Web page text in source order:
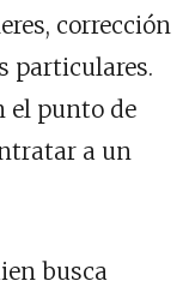
corrección
particulares.
el punto de
a un
busca